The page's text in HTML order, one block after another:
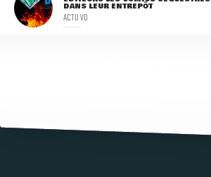
DANS LEUR ENTREPÔT
ACTU VO